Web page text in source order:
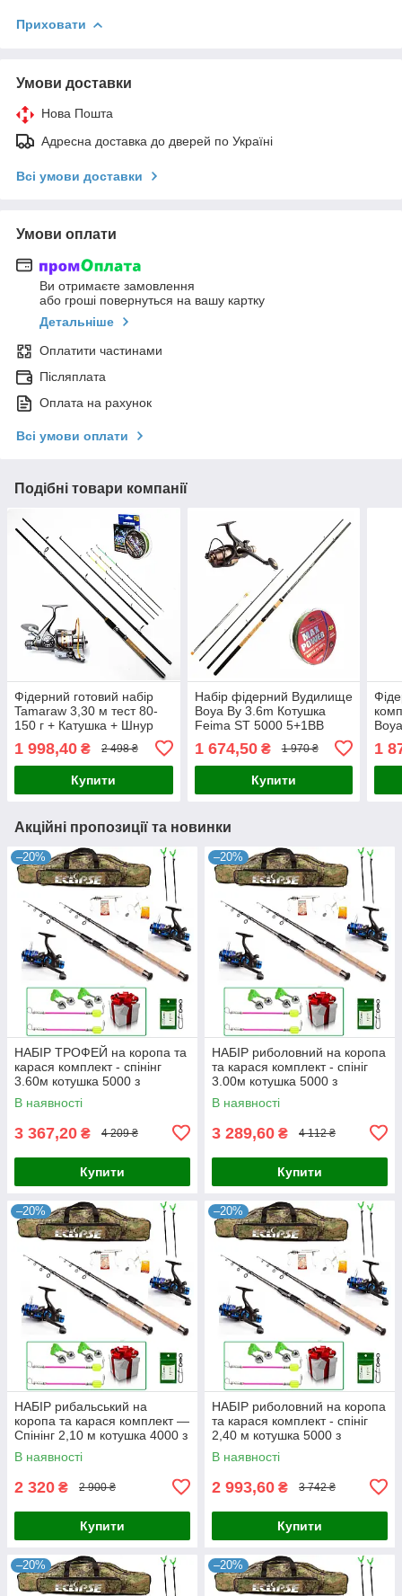
Приховати
Умови доставки
Нова Пошта
Адресна доставка до дверей по Україні
Всі умови доставки
Умови оплати
Ви отримаєте замовлення
або гроші повернуться на вашу картку
Детальніше
Оплатити частинами
Післяплата
Оплата на рахунок
Всі умови оплати
Подібні товари компанії
Фідерний готовий набір
Tamaraw 3,30 м тест 80-
150 г + Катушка + Шнур
1 998,40 ₴ 2 498 ₴
Купити
Набір фідерний Вудилище
Boya By 3.6m Котушка
Feima ST 5000 5+1BB
1 674,50₴ 1 970 ₴
Купити
1
Акційні пропозиції та новинки
–20%
НАБІР ТРОФЕЙ на коропа та
карася комплект - спінінг
3.60м котушка 5000 з
бейтраннером
В наявності
3 367,20 ₴ 4 209 ₴
Купити
–20%
НАБІР риболовний на коропа
та карася комплект - спініг
3.00м котушка 5000 з
бейтраннером
В наявності
3 289,60 ₴ 4 112 ₴
Купити
–20%
НАБІР рибальський на
коропа та карася комплект —
Спінінг 2,10 м котушка 4000 з
бейтранером
В наявності
2 320 ₴ 2 900 ₴
Купити
–20%
НАБІР риболовний на коропа
та карася комплект - спініг
2,40 м котушка 5000 з
бейтраннером
В наявності
2 993,60 ₴ 3 742 ₴
Купити
–20% –20%